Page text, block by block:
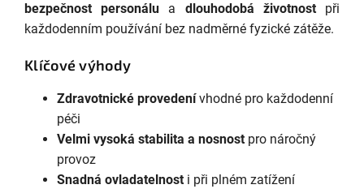
bezpečnost personálu a dlouhodobá životnostpři
každodenním používání bez nadměrné fyzické zátěže.
Klíčové výhody
Zdravotnické provedenívhodné pro každodenní
péči
Velmi vysoká stabilita a nosnost pro náročný
provoz
Snadná ovladatelnost i při plném zatížení